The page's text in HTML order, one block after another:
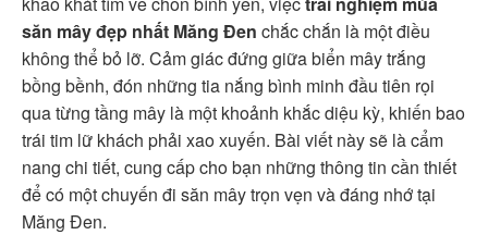
săn mây đẹp nhất Măng Đen chắc chắn là một điều
không thể bỏ lỡ. Cảm giác đứng giữa biển mây trắng
bồng bềnh, đón những tia nắng bình minh đầu tiên rọi
qua từng tầng mây là một khoảnh khắc diệu kỳ, khiến bao
trái tim lữ khách phải xao xuyến. Bài viết này sẽ là cẩm
nang chi tiết, cung cấp cho bạn những thông tin cần thiết
để có một chuyến đi săn mây trọn vẹn và đáng nhớ tại
Măng Đen.